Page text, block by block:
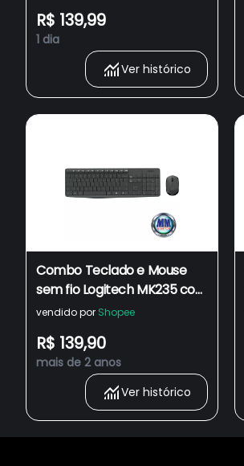
007903
R$ 139,99
1 dia
Ver histórico
Combo Teclado e Mouse
sem fio Logitech MK235 com
Conexão USB, Pilhas Inclusas
007903
vendido por Shopee
R$ 139,90
mais de 2 anos
Ver histórico